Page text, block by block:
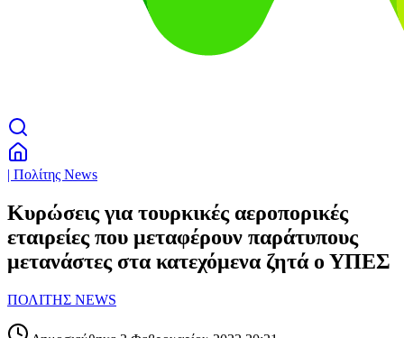
| Πολίτης News
Κυρώσεις για τουρκικές αεροπορικές
εταιρείες που μεταφέρουν παράτυπους
μετανάστες στα κατεχόμενα ζητά ο ΥΠΕΣ
ΠΟΛΙΤΗΣ NEWS